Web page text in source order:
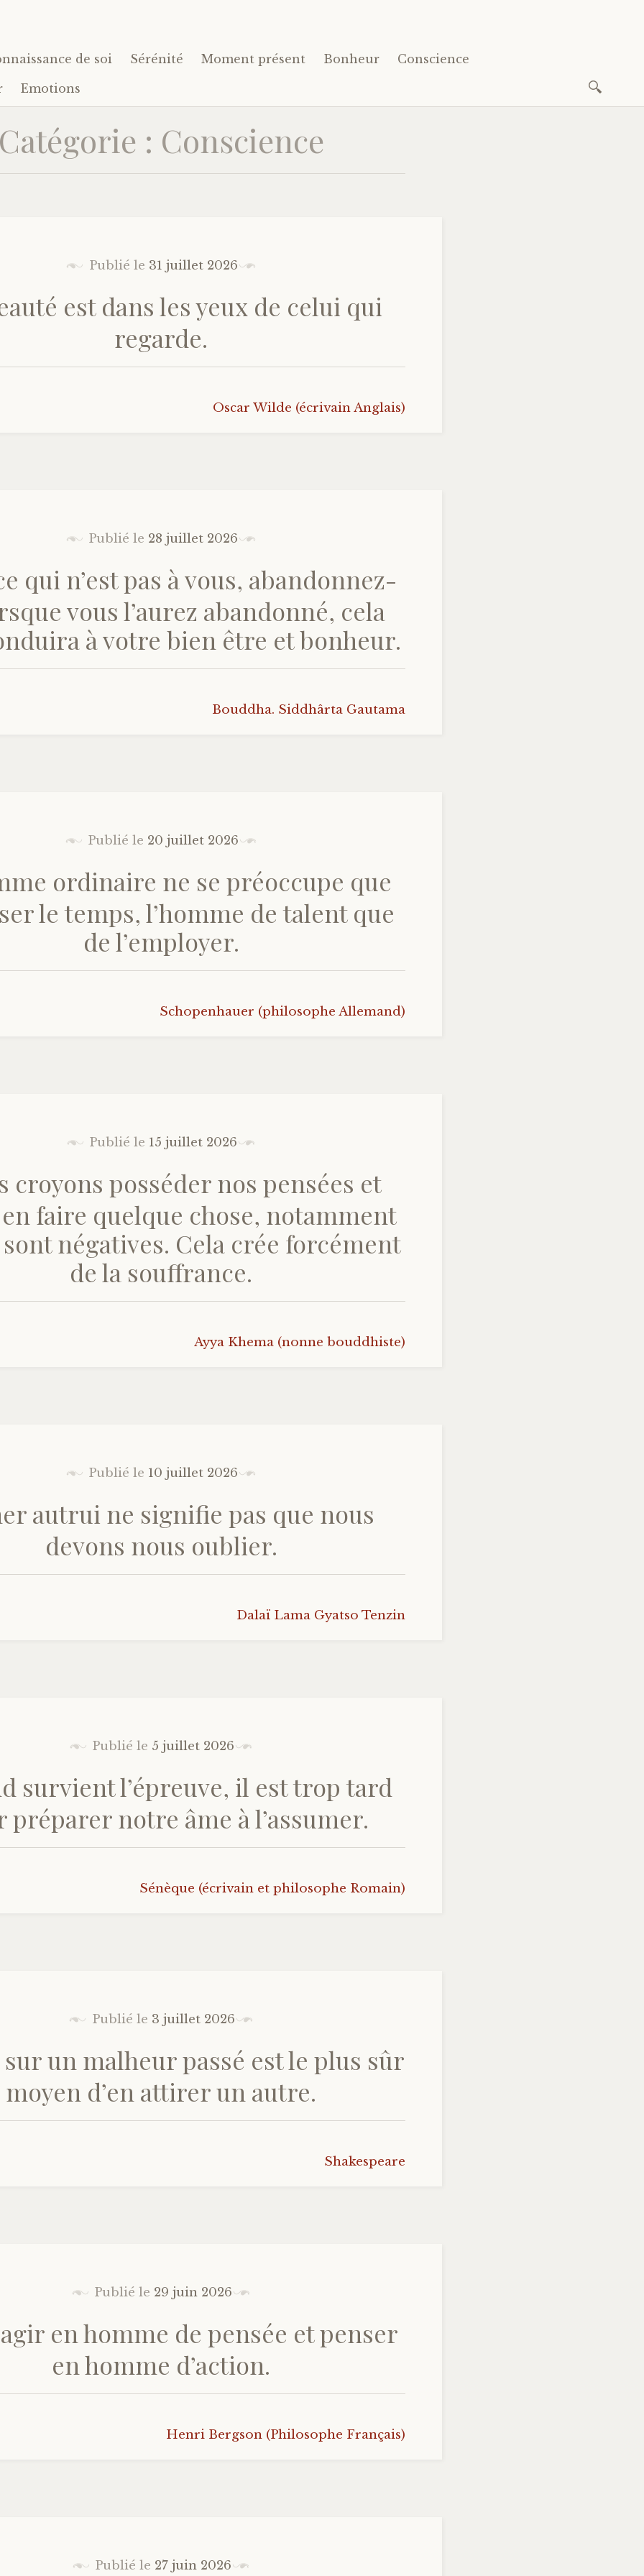
de soi Sérénité Moment présent Bonheur Conscience
Emotions
: Conscience
Publié le 31 juillet 2026
est dans les yeux de celui qui
regarde.
Oscar Wilde (écrivain Anglais)
Publié le 28 juillet 2026
qui n’est pas à vous, abandonnez-
vous l’aurez abandonné, cela
à votre bien être et bonheur.
Bouddha. Siddhârta Gautama
Publié le 20 juillet 2026
ordinaire ne se préoccupe que
le temps, l’homme de talent que
de l’employer.
Schopenhauer (philosophe Allemand)
Publié le 15 juillet 2026
croyons posséder nos pensées et
faire quelque chose, notamment
négatives. Cela crée forcément
de la souffrance.
Ayya Khema (nonne bouddhiste)
Publié le 10 juillet 2026
autrui ne signifie pas que nous
devons nous oublier.
Dalaï Lama Gyatso Tenzin
Publié le 5 juillet 2026
survient l’épreuve, il est trop tard
préparer notre âme à l’assumer.
Sénèque (écrivain et philosophe Romain)
Publié le 3 juillet 2026
un malheur passé est le plus sûr
moyen d’en attirer un autre.
Shakespeare
Publié le 29 juin 2026
en homme de pensée et penser
en homme d’action.
Henri Bergson (Philosophe Français)
Publié le 27 juin 2026